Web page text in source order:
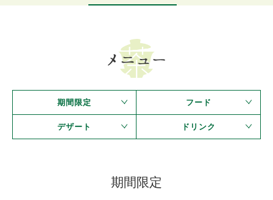
期間限定 フード
デザート ドリンク
期間限定